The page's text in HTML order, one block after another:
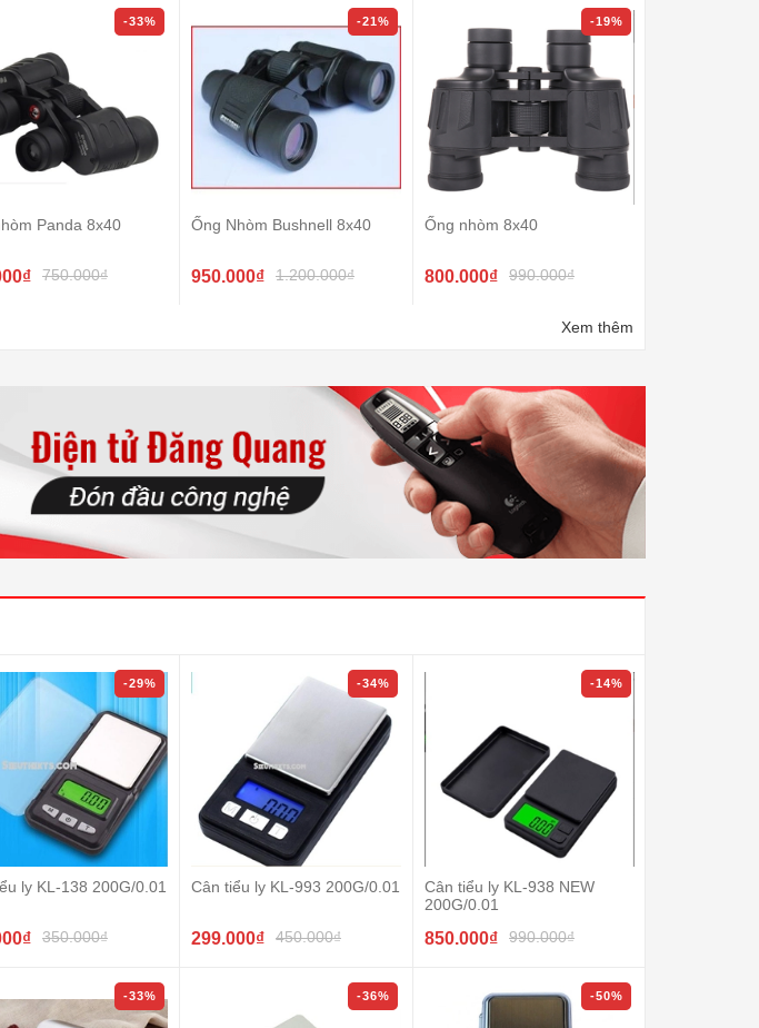
-33%
Panda 8x40
750.000₫
-21%
Ống Nhòm Bushnell 8x40
950.000₫ 1.200.000₫
-19%
Ống nhòm 8x40
800.000₫ 990.000₫
Xem thêm
-29%
ly KL-138 200G/0.01
350.000₫
-33%
-34%
Cân tiểu ly KL-993 200G/0.01
299.000₫ 450.000₫
-36%
-14%
Cân tiểu ly KL-938 NEW
200G/0.01
850.000₫ 990.000₫
-50%